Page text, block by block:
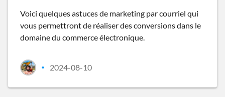
Voici quelques astuces de marketing par courriel qui
vous permettront de réaliser des conversions dans le
domaine du commerce électronique.
• 2024-08-10